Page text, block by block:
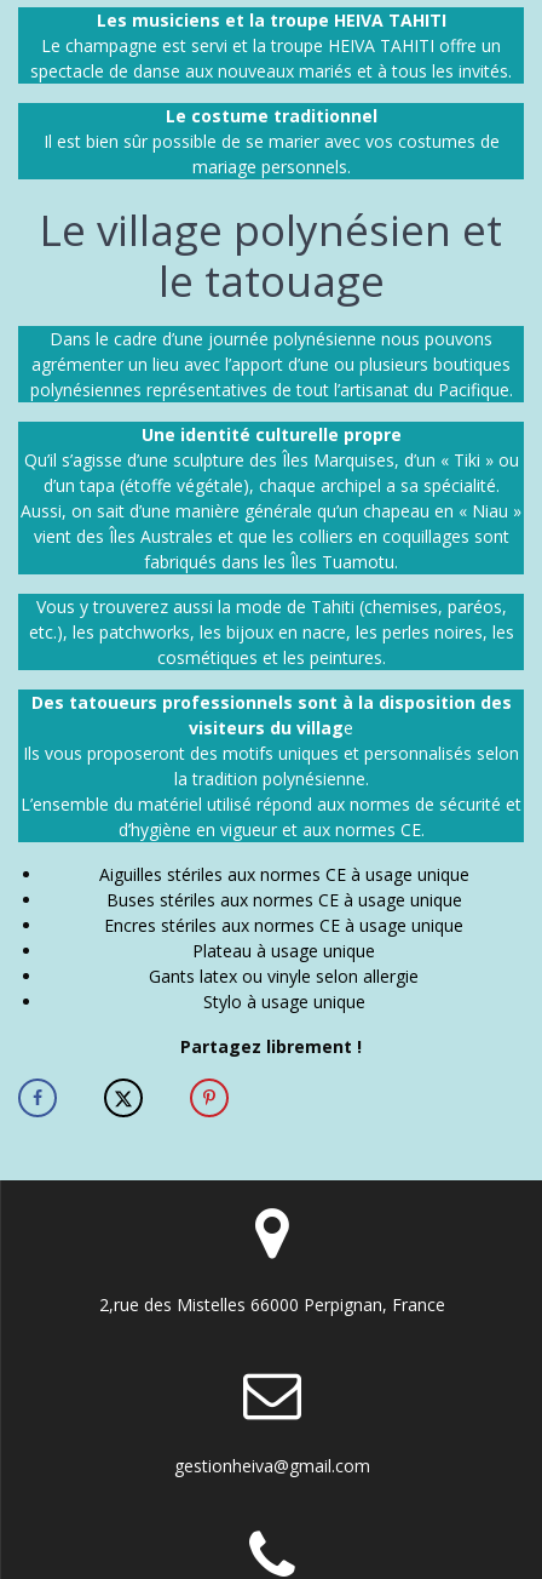
Les musiciens et la troupe HEIVA TAHITI
Le champagne est servi et la troupe HEIVA TAHITI offre un
spectacle de danse aux nouveaux mariés et à tous les invités.
Le costume traditionnel
Il est bien sûr possible de se marier avec vos costumes de
mariage personnels.
Le village polynésien et
le tatouage
Dans le cadre d’une journée polynésienne nous pouvons
agrémenter un lieu avec l’apport d’une ou plusieurs boutiques
polynésiennes représentatives de tout l’artisanat du Pacifique.
Une identité culturelle propre
Qu’il s’agisse d’une sculpture des Îles Marquises, d’un « Tiki » ou
d’un tapa (étoffe végétale), chaque archipel a sa spécialité.
Aussi, on sait d’une manière générale qu’un chapeau en « Niau »
vient des Îles Australes et que les colliers en coquillages sont
fabriqués dans les Îles Tuamotu.
Vous y trouverez aussi la mode de Tahiti (chemises, paréos,
etc.), les patchworks, les bijoux en nacre, les perles noires, les
cosmétiques et les peintures.
Des tatoueurs professionnels sont à la disposition des
visiteurs du village
Ils vous proposeront des motifs uniques et personnalisés selon
la tradition polynésienne.
L’ensemble du matériel utilisé répond aux normes de sécurité et
d’hygiène en vigueur et aux normes CE.
Aiguilles stériles aux normes CE à usage unique
Buses stériles aux normes CE à usage unique
Encres stériles aux normes CE à usage unique
Plateau à usage unique
Gants latex ou vinyle selon allergie
Stylo à usage unique
Partagez librement !
2,rue des Mistelles 66000 Perpignan, France
gestionheiva@gmail.com